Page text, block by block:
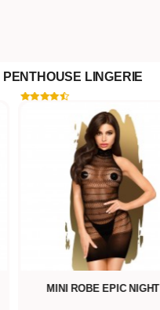
PENTHOUSE LINGERIE
MINI ROBE EPIC NIGHT